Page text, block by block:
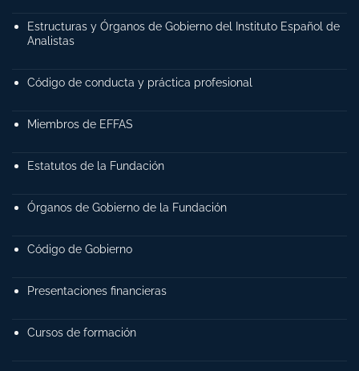
Estructuras y Órganos de Gobierno del Instituto Español de
Analistas
Código de conducta y práctica profesional
Miembros de EFFAS
Estatutos de la Fundación
Órganos de Gobierno de la Fundación
Código de Gobierno
Presentaciones financieras
Cursos de formación